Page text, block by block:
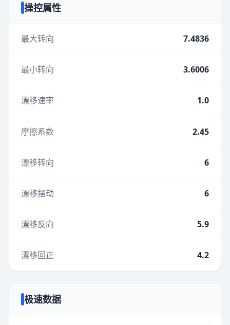
操控属性
最大转向 7.4836
最小转向 3.6006
漂移速率 1.0
摩擦系数 2.45
漂移转向 6
漂移摆动 6
漂移反向 5.9
漂移回正 4.2
极速数据